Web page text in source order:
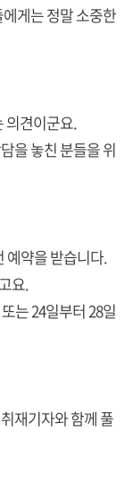
게는 정말 소중한
의견이군요.
을 놓친 분들을 위
예약을 받습니다.
요.
는 24일부터 28일
재기자와 함께 풀